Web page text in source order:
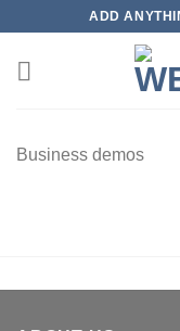
content
ADD
Business demos